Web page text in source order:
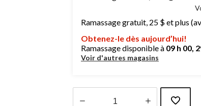
Ramassage gratuit, 25 $ et plus
Obtenez-le dès aujourd’hui!
Ramassage disponible à 09 h 00,
Voir d'autres magasins